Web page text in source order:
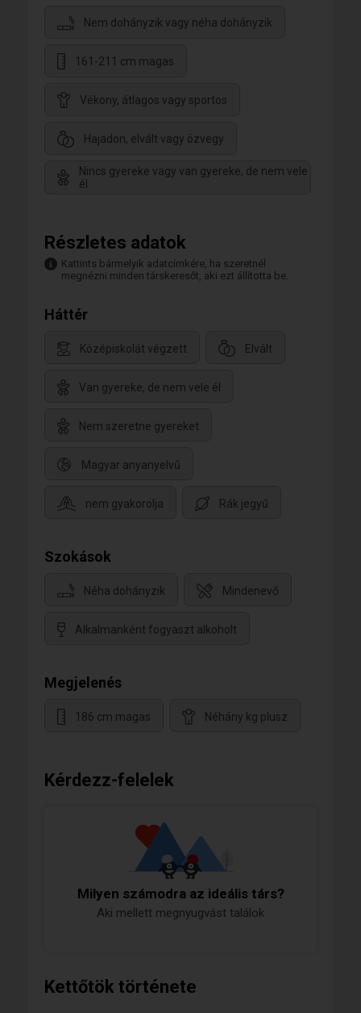
Kettőtök története
Nem dohányzik vagy néha dohányzik
161-211 cm magas
Vékony, átlagos vagy sportos
Hajadon, elvált vagy özvegy
Nincs gyereke vagy van gyereke, de nem vele
él
Részletes adatok
Kattints bármelyik adatcímkére, ha szeretnél
megnézni minden társkeresőt, aki ezt állította be.
Háttér
Középiskolát végzett Elvált
Van gyereke, de nem vele él
Nem szeretne gyereket
Magyar anyanyelvű
nem gyakorolja Rák jegyű
Szokások
Néha dohányzik Mindenevő
Alkalmanként fogyaszt alkoholt
Megjelenés
186 cm magas Néhány kg plusz
Kérdezz-felelek
Milyen számodra az ideális társ?
Aki mellett megnyugvást találok